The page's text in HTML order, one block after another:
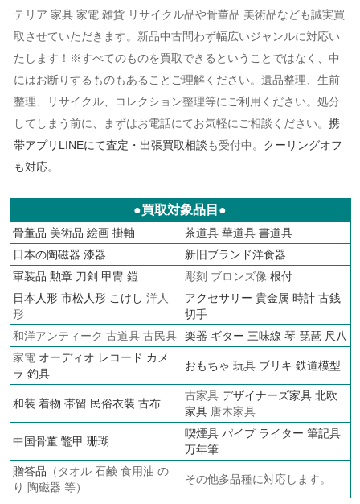
テリア 家具 家電 雑貨 リサイクル品や骨董品 美術品なども誠実買
取させていただきます。新品中古問わず幅広いジャンルに対応い
たします！※すべてのものを買取できるということではなく、中
にはお断りするものもあることご理解ください。遺品整理、生前
整理、リサイクル、コレクション整理等にご利用ください。処分
してしまう前に、まずはお電話にてお気軽にご相談ください。 携
帯アプリLINEにて査定・出張買取相談も受付中。 クーリングオフ
も対応。
●買取対象品目●
骨董品 美術品 絵画 掛軸 茶道具 華道具 書道具
日本の陶磁器 漆器
新旧ブランド洋食器
軍装品 勲章 刀剣 甲冑 鎧 彫刻 ブロンズ像 根付
日本人形 市松人形 こけし 洋人
形
アクセサリー 貴金属 時計 古銭
切手
和洋アンティーク 古道具 古民具
楽器 ギター 三味線 琴 琵琶 尺八
家電 オーディオ レコード カメ
ラ 釣具
おもちゃ 玩具 ブリキ 鉄道模型
和装 着物 帯留 民俗衣装 古布
古家具 デザイナーズ家具 北欧
家具唐木家具
中国骨董 鼈甲 珊瑚
喫煙具 パイプ ライター 筆記具
万年筆
贈答品 （タオル 石鹸 食用油 の
り 陶磁器 等）
その他多品種に対応します。